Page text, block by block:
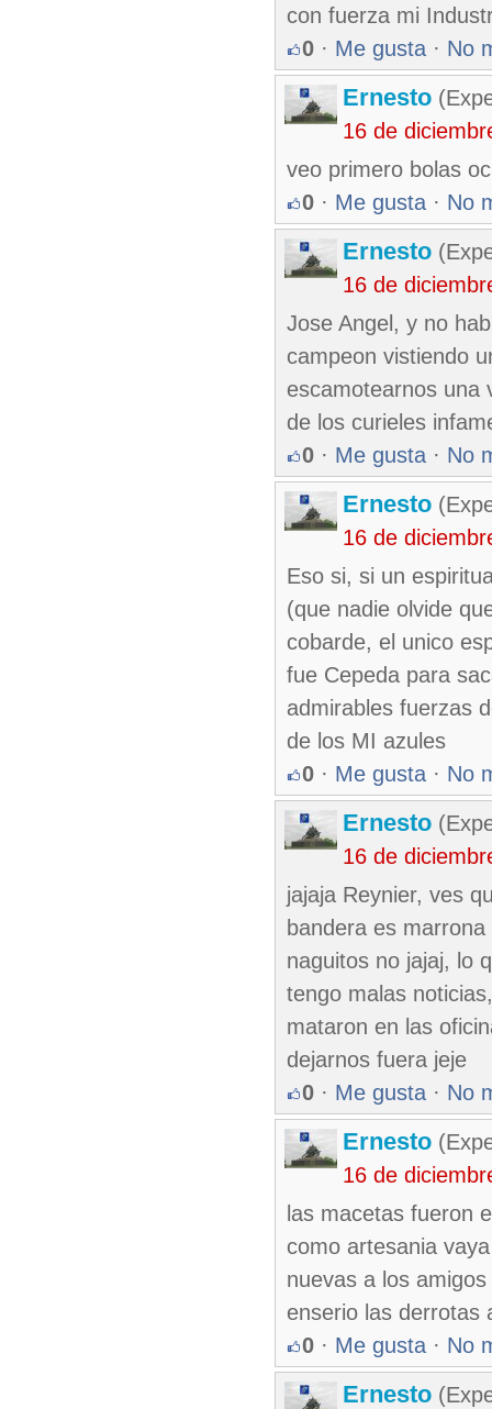
con fuerza mi
0 · Me gusta · No
Ernesto
16 de
veo primero bolas
0 · Me gusta · No
Ernesto
16 de
Jose Angel, y no
campeon vistiendo
escamotearnos una
de los curieles
0 · Me gusta · No
Ernesto
16 de
Eso si, si un
(que nadie olvide
cobarde, el unico
fue Cepeda para
admirables fuerzas
de los MI azules
0 · Me gusta · No
Ernesto
16 de
jajaja Reynier, ves
bandera es
naguitos no jajaj, lo
tengo malas
mataron en las
dejarnos fuera jeje
0 · Me gusta · No
Ernesto
16 de
las macetas fueron
como artesania
nuevas a los
enserio las derrotas
0 · Me gusta · No
Ernesto